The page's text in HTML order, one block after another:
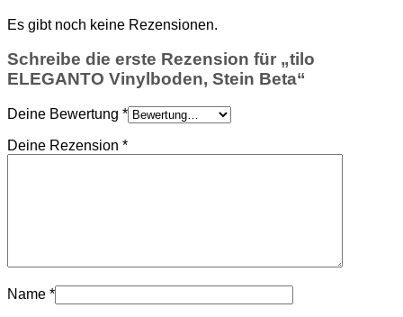
Es gibt noch keine Rezensionen.
Schreibe die erste Rezension für „tilo
ELEGANTO Vinylboden, Stein Beta“
Deine Bewertung *
Deine Rezension *
Name *